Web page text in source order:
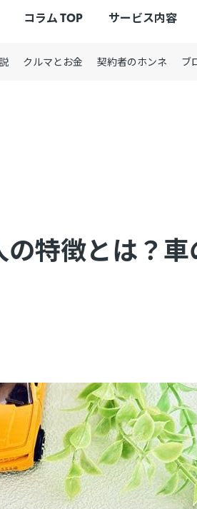
コラム TOP サービス内容
クルマとお金 契約者のホンネ ブ
特徴とは？